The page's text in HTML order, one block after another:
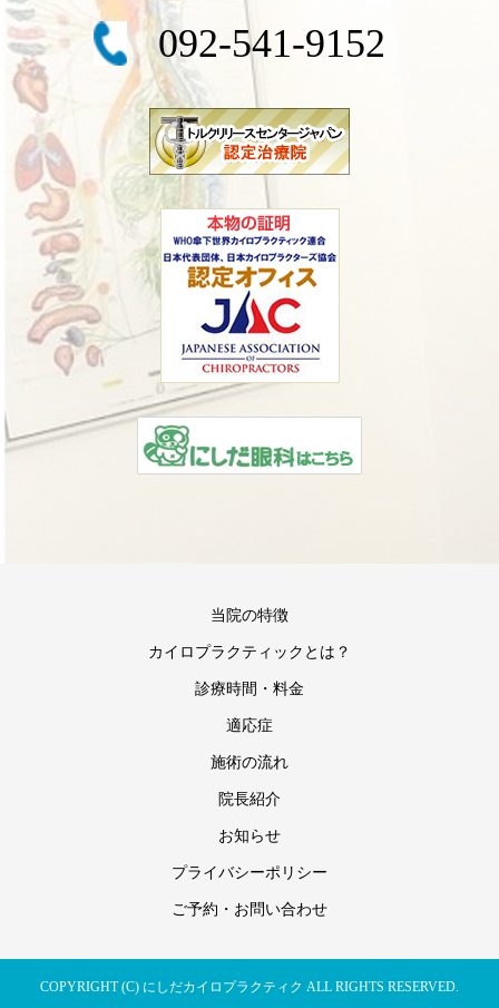
092-541-9152
当院の特徴
カイロプラクティックとは？
診療時間・料金
適応症
施術の流れ
院長紹介
お知らせ
プライバシーポリシー
ご予約・お問い合わせ
COPYRIGHT (C) にしだカイロプラクティク ALL RIGHTS RESERVED.